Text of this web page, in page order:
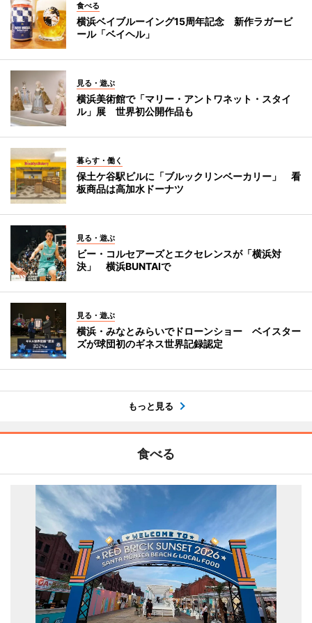
食べる
横浜ベイブルーイング15周年記念 新作ラガービ
ール「ベイヘル」
見る・遊ぶ
横浜美術館で「マリー・アントワネット・スタイ
ル」展 世界初公開作品も
暮らす・働く
保土ケ谷駅ビルに「ブルックリンベーカリー」 看
板商品は高加水ドーナツ
見る・遊ぶ
ビー・コルセアーズとエクセレンスが「横浜対
決」 横浜BUNTAIで
見る・遊ぶ
横浜・みなとみらいでドローンショー ベイスター
ズが球団初のギネス世界記録認定
もっと見る
食べる